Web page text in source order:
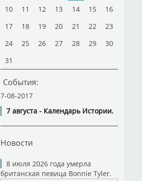
10
11 12 13 14 15
16
17
18 19 20 21 22
23
24
25 26 27 28 29
30
31
События:
7-08-2017
7 августа - Календарь Истории.
Новости
8 июля 2026 года умерла
британская певица Bonnie Tyler.